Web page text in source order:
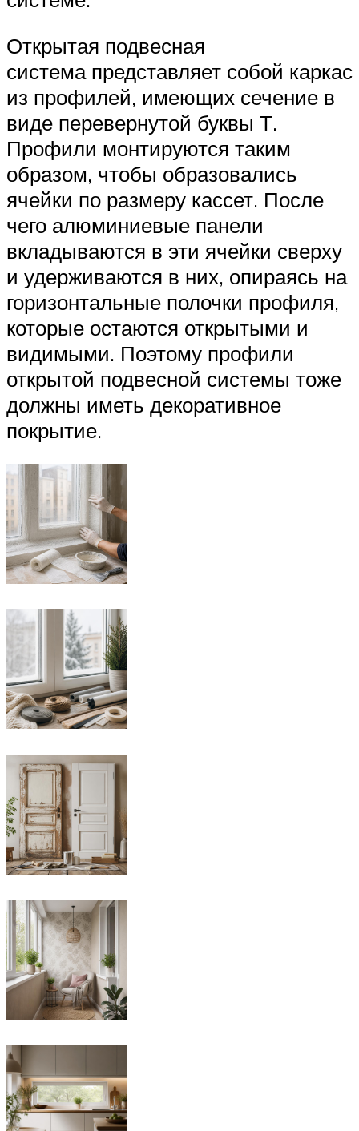
Открытая подвесная
система представляет собой каркас
из профилей, имеющих сечение в
виде перевернутой буквы Т.
Профили монтируются таким
образом, чтобы образовались
ячейки по размеру кассет. После
чего алюминиевые панели
вкладываются в эти ячейки сверху
и удерживаются в них, опираясь на
горизонтальные полочки профиля,
которые остаются открытыми и
видимыми. Поэтому профили
открытой подвесной системы тоже
должны иметь декоративное
покрытие.